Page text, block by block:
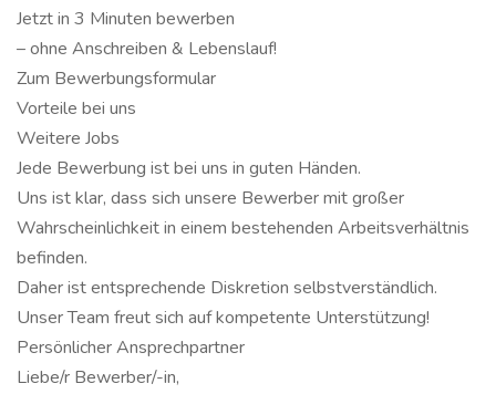
Jetzt in 3 Minuten bewerben
­– ohne Anschreiben & Lebenslauf!
Zum Bewerbungsformular
Vorteile bei uns
Weitere Jobs
Jede Bewerbung ist bei uns in guten Händen.
Uns ist klar, dass sich unsere Bewerber mit großer
Wahrscheinlichkeit in einem bestehenden Arbeitsverhältnis
befinden.
Daher ist entsprechende Diskretion selbstverständlich.
Unser Team freut sich auf kompetente Unterstützung!
Persönlicher Ansprechpartner
Liebe/r Bewerber/-in,